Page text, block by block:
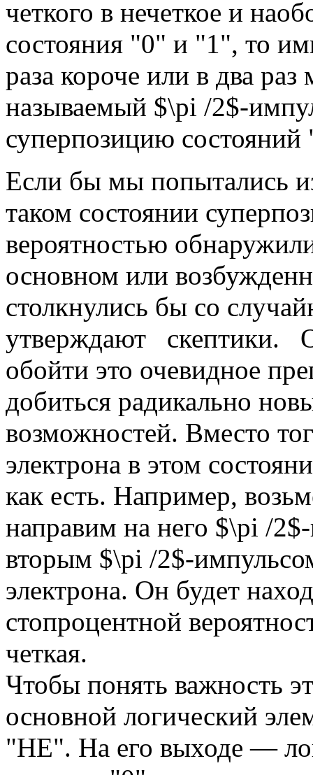
четкого в нечеткое и
состояния "0" и "1", то
раза короче или в два
называемый $\pi /2$-
суперпозицию
Если бы мы попытались
таком состоянии
вероятностью
основном или
столкнулись бы со
утверждают скептики.
обойти это очевидное
добиться радикально
возможностей. Вместо
электрона в этом
как есть. Например,
направим на него $\pi /
вторым $\pi /2$-
электрона. Он будет
стопроцентной
четкая.
Чтобы понять важность
основной логический
"НЕ". На его выходе —